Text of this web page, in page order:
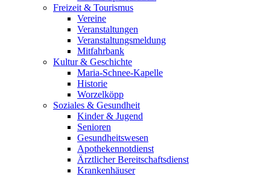
Freizeit & Tourismus
Vereine
Veranstaltungen
Veranstaltungsmeldung
Mitfahrbank
Kultur & Geschichte
Maria-Schnee-Kapelle
Historie
Worzelköpp
Soziales & Gesundheit
Kinder & Jugend
Senioren
Gesundheitswesen
Apothekennotdienst
Ärztlicher Bereitschaftsdienst
Krankenhäuser